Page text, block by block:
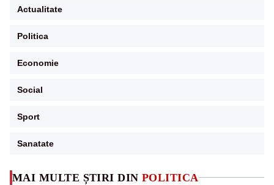
MAI MULTE ȘTIRI DIN POLITICA
Actualitate
Politica
Economie
Social
Sport
Sanatate